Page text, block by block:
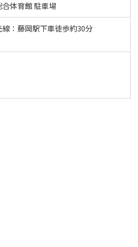
体育館 駐車場
線：藤岡駅下車徒歩約30分